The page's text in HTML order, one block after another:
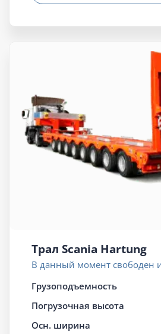
Трал Scania Hartung
В данный момент свободен и
Грузоподъемность
Погрузочная высота
Осн. ширина